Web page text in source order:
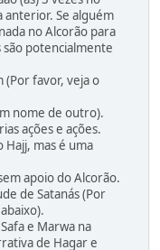
Se alguém
no Alcorão para
potencialmente
(Por favor, veja o
nome de outro).
ações e ações.
Hajj, mas é uma
apoio do Alcorão.
de Satanás (Por
e Marwa na
de Hagar e